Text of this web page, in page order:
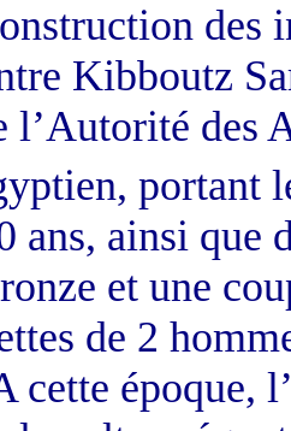
des
Kibboutz
l’Autorité
portant
ans, ainsi que
et une
de 2
cette époque,